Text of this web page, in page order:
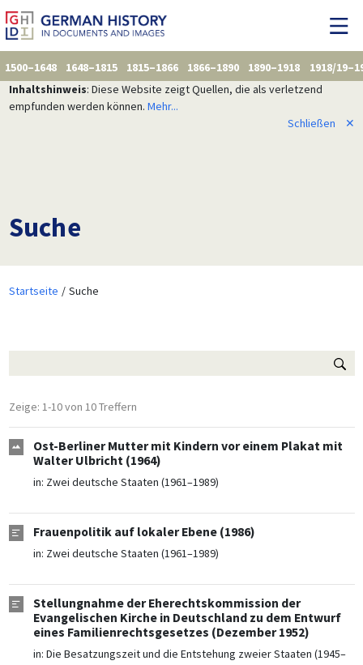
1500–1648 1648–1815 1815–1866 1866–1890 1890–1918
1918/
Inhaltshinweis: Diese Website zeigt Quellen, die als verletzend
empfunden werden können. Mehr...
Schließen
✕
Suche
Startseite Suche
Zeige: 1-10 von 10 Treffern
Ost-Berliner Mutter mit Kindern vor einem Plakat mit
Walter Ulbricht (1964)
in: Zwei deutsche Staaten (1961–1989)
Frauenpolitik auf lokaler Ebene (1986)
in: Zwei deutsche Staaten (1961–1989)
Stellungnahme der Eherechtskommission der
Evangelischen Kirche in Deutschland zu dem Entwurf
eines Familienrechtsgesetzes (Dezember 1952)
in: Die Besatzungszeit und die Entstehung zweier Staaten (1945–